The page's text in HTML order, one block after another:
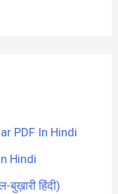
PDF In Hindi
Hindi
हिंदी)